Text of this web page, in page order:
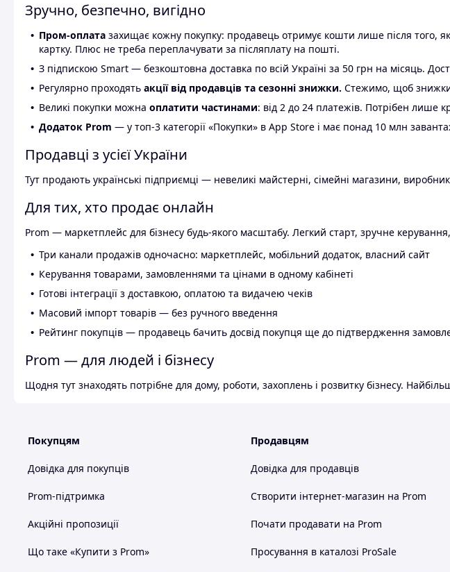
Зручно, безпечно, вигідно
Пром-оплата захищає кожну покупку: продавець отримує кошти лише після того,
картку. Плюс не треба переплачувати за післяплату на пошті.
З підпискою Smart — безкоштовна доставка по всій Україні за 50 грн на місяць.
Регулярно проходять акції від продавців та сезонні знижки. Стежимо, щоб знижки
Великі покупки можна оплатити частинами: від 2 до 24 платежів. Потрібен лише
Додаток Prom — у топ-3 категорії «Покупки» в App Store і має понад 10 млн
Продавці з усієї України
Тут продають українські підприємці — невеликі майстерні, сімейні магазини,
Для тих, хто продає онлайн
Prom — маркетплейс для бізнесу будь-якого масштабу. Легкий старт, зручне
Три канали продажів одночасно: маркетплейс, мобільний додаток, власний сайт
Керування товарами, замовленнями та цінами в одному кабінеті
Готові інтеграції з доставкою, оплатою та видачею чеків
Масовий імпорт товарів — без ручного введення
Рейтинг покупців — продавець бачить досвід покупця ще до підтвердження
Prom — для людей і бізнесу
Щодня тут знаходять потрібне для дому, роботи, захоплень і розвитку бізнесу.
Покупцям
Довідка для покупців
Prom-підтримка
Акційні пропозиції
Що таке «Купити з Prom»
Продавцям
Довідка для продавців
Створити інтернет-магазин на Prom
Почати продавати на Prom
Просування в каталозі ProSale